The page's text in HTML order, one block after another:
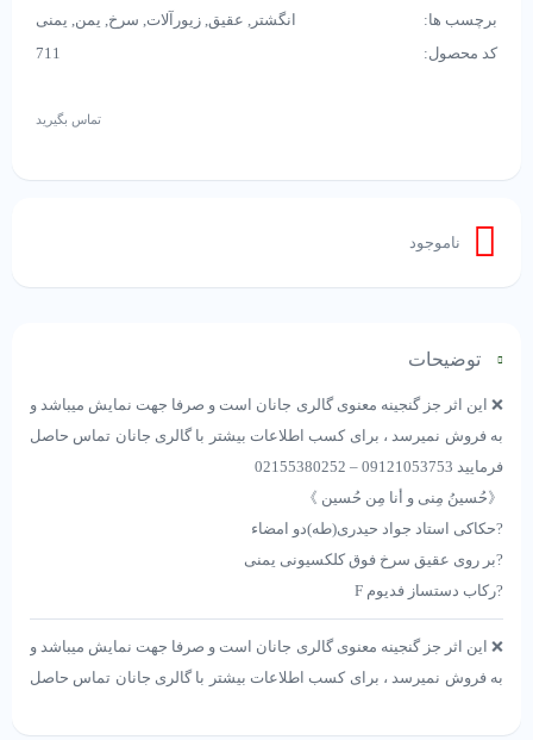
برچسب ها:
انگشتر , عقیق, زیورآلات, سرخ, یمن, یمنی
کد محصول:
711
تماس بگیرید
ناموجود
توضیحات
❌ این اثر جز گنجینه معنوی گالری جانان است و صرفا جهت نمایش میباشد و
به فروش نمیرسد ، برای کسب اطلاعات بیشتر با گالری جانان تماس حاصل
فرمایید 09121053753 – 02155380252
《حُسینُ مِنی و أنا مِن حُسين 》
?️حکاکی استاد جواد حیدری(طه)دو امضاء
?️بر روی عقیق سرخ فوق کلکسیونی یمنی
?️رکاب دستساز فدیوم F
❌ این اثر جز گنجینه معنوی گالری جانان است و صرفا جهت نمایش میباشد و
به فروش نمیرسد ، برای کسب اطلاعات بیشتر با گالری جانان تماس حاصل